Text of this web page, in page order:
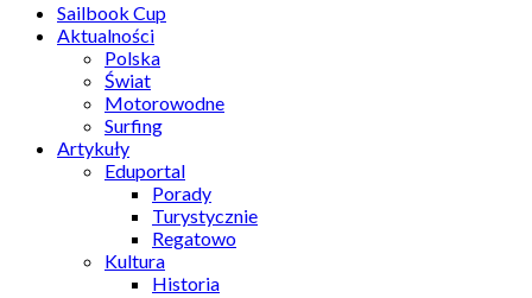
Sailbook Cup
Aktualności
Polska
Świat
Motorowodne
Surfing
Artykuły
Eduportal
Porady
Turystycznie
Regatowo
Kultura
Historia